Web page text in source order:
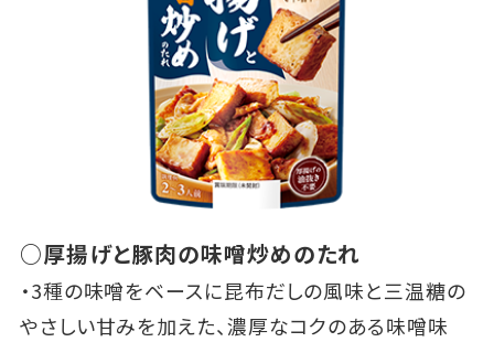
○厚揚げと豚肉の味噌炒めのたれ
・3種の味噌をベースに昆布だしの風味と三温糖の
やさしい甘みを加えた、濃厚なコクのある味噌味